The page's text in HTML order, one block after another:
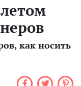
как носить